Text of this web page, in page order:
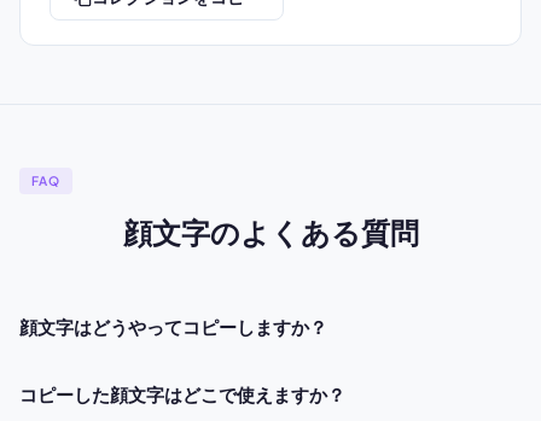
FAQ
顔文字のよくある質問
顔文字はどうやってコピーしますか？
コピーした顔文字はどこで使えますか？